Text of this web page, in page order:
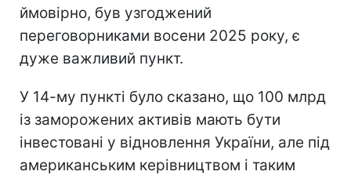
ймовірно, був узгоджений
переговорниками восени 2025 року, є
дуже важливий пункт.
У 14-му пункті було сказано, що 100 млрд
із заморожених активів мають бути
інвестовані у відновлення України, але під
американським керівництвом і таким